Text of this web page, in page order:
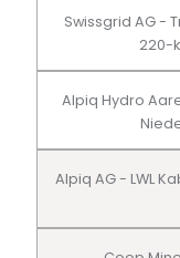
Swissgrid AG -
220-
Alpiq Hydro
Alpiq AG - LWL